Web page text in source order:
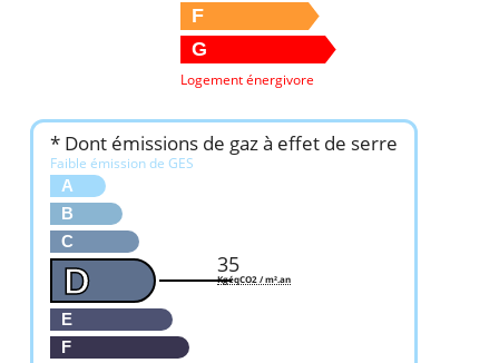
F
G
Logement énergivore
* Dont émissions de gaz à effet de serre
Faible émission de GES
A
B
C
D
E
F
35
KgéqCO2 / m².an